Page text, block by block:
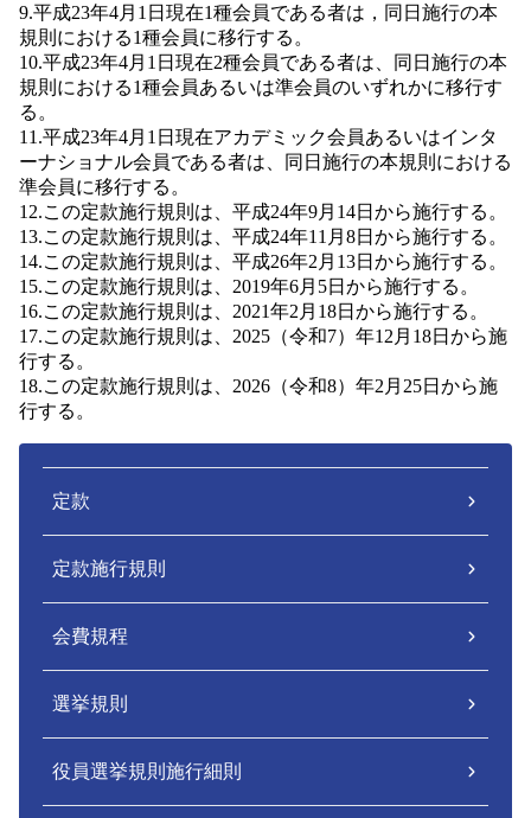
9.平成23年4月1日現在1種会員である者は，同日施行の本
規則における1種会員に移行する。
10.平成23年4月1日現在2種会員である者は、同日施行の本
規則における1種会員あるいは準会員のいずれかに移行す
る。
11.平成23年4月1日現在アカデミック会員あるいはインタ
ーナショナル会員である者は、同日施行の本規則における
準会員に移行する。
12.この定款施行規則は、平成24年9月14日から施行する。
13.この定款施行規則は、平成24年11月8日から施行する。
14.この定款施行規則は、平成26年2月13日から施行する。
15.この定款施行規則は、2019年6月5日から施行する。
16.この定款施行規則は、2021年2月18日から施行する。
17.この定款施行規則は、2025（令和7）年12月18日から施
行する。
18.この定款施行規則は、2026（令和8）年2月25日から施
行する。
定款
定款施行規則
会費規程
選挙規則
役員選挙規則施行細則